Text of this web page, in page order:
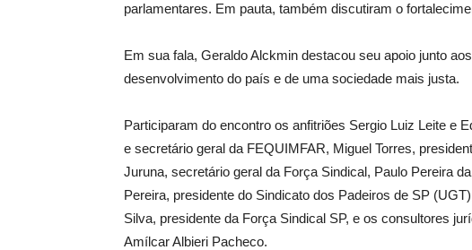
parlamentares. Em pauta, também discutiram o
Em sua fala, Geraldo Alckmin destacou seu apoio junto
desenvolvimento do país e de uma sociedade mais justa.
Participaram do encontro os anfitriões Sergio Luiz Leite e
e secretário geral da FEQUIMFAR, Miguel Torres,
Juruna, secretário geral da Força Sindical, Paulo Pereira
Pereira, presidente do Sindicato dos Padeiros de SP
Silva, presidente da Força Sindical SP, e os consultores
Amílcar Albieri Pacheco.